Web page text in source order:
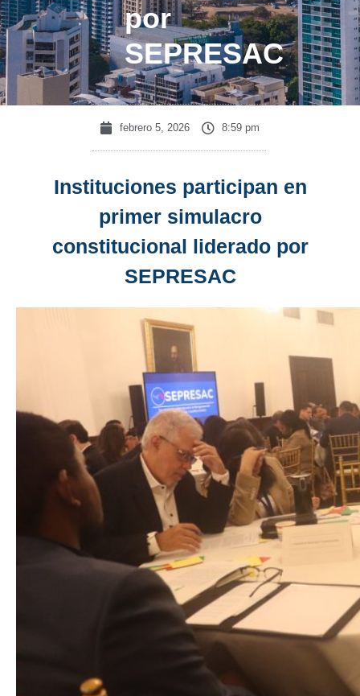
por
SEPRESAC
febrero 5, 2026 8:59 pm
Instituciones participan en
primer simulacro
constitucional liderado por
SEPRESAC